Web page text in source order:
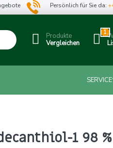
Persönlich für Sie da:
Produkte
Vergleichen
1
SERVICE
1 98 %